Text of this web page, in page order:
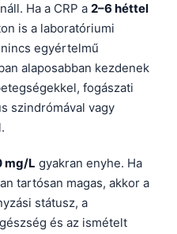
Ha a CRP a 2–6 héttel
is a laboratóriumi
egyértelmű
alaposabban kezdenek
fogászati
szindrómával vagy
mg/L gyakran enyhe. Ha
tartósan magas, akkor a
státusz, a
és az ismételt